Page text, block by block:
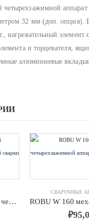
четырехзажимной
32 мм (доп. опция). В
элемент
и торцевателя,
алюминиевые
ROBU W 315 гидравлический четырехзажимной аппарат для стыковой сварки
СВАРОЧНЫЕ
₽